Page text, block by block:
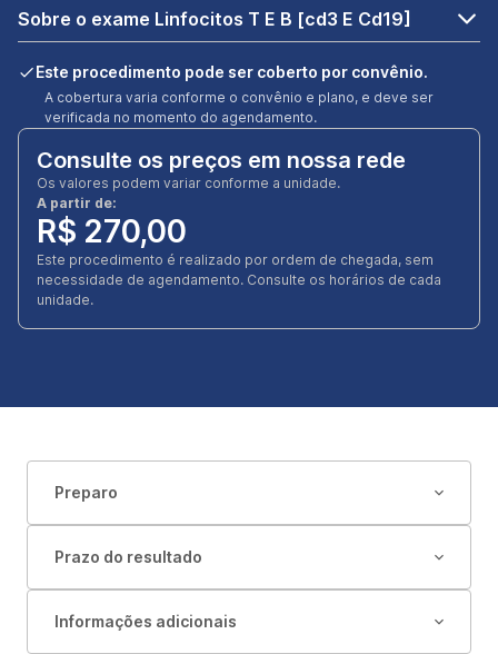
Sobre o exame Linfocitos T E B [cd3 E Cd19]
Este procedimento pode ser coberto por convênio.
A cobertura varia conforme o convênio e plano, e deve ser
verificada no momento do agendamento.
Consulte os preços em nossa rede
Os valores podem variar conforme a unidade.
A partir de:
R$ 270,00
Este procedimento é realizado por ordem de chegada, sem
necessidade de agendamento. Consulte os horários de cada
unidade.
Preparo
Prazo do resultado
Informações adicionais